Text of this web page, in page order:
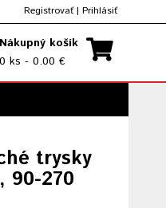
Registrovať | Prihlásiť
Nákupný košík
0 ks - 0.00 €
trysky
90-270